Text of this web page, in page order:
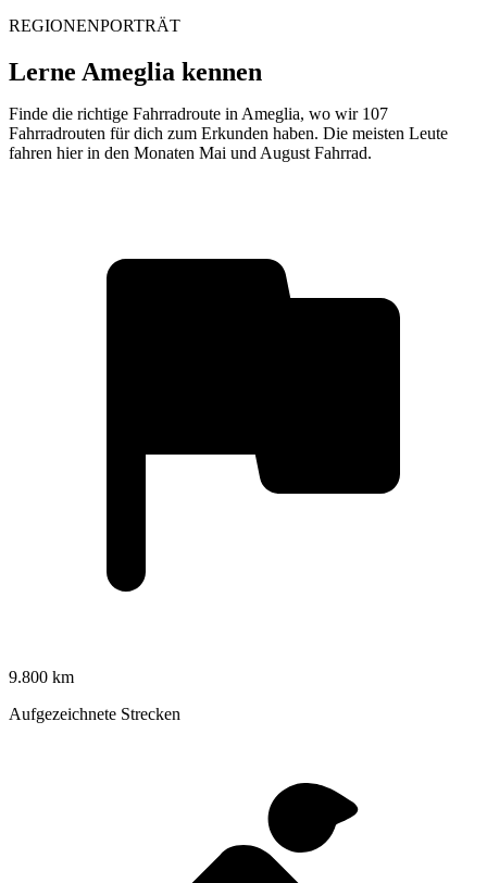
REGIONENPORTRÄT
Lerne Ameglia kennen
Finde die richtige Fahrradroute in Ameglia, wo wir 107
Fahrradrouten für dich zum Erkunden haben. Die meisten Leute
fahren hier in den Monaten Mai und August Fahrrad.
9.800 km
Aufgezeichnete Strecken